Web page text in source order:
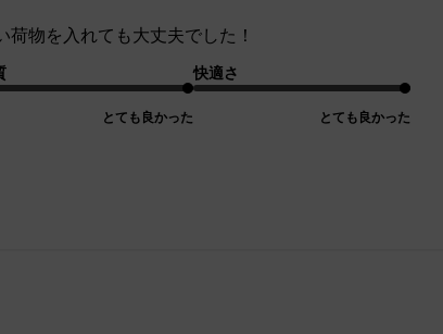
物を入れても大丈夫でした！
とても良かった
快適さ
とても良かった